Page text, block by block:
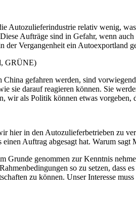
Autozulieferindustrie relativ wenig,
Aufträge sind in Gefahr, wenn
der Vergangenheit ein Autoexportland
GRÜNE)
gefahren werden, sind
sie darauf reagieren können. Sie
wir als Politik können etwas
hier in den Autozulieferbetrieben zu
einen Auftrag abgesagt hat. Warum
Grunde genommen zur Kenntnis
so zu setzen, dass
zu können. Unser Interesse